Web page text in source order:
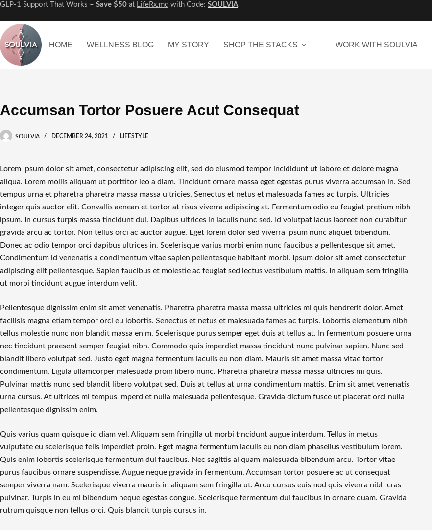
Skip
content
GLP-1 Support That Works – Save $50 at LifeRx.md with Code: SOULVIA
HOME WELLNESS BLOG MY STORY SHOP THE STACKS WORK WITH SOULVIA
Accumsan Tortor Posuere Acut Consequat
SOULVIA DECEMBER 24, 2021 LIFESTYLE
Lorem ipsum dolor sit amet, consectetur adipiscing elit, sed do eiusmod tempor incididunt ut labore et dolore magna
aliqua. Lorem mollis aliquam ut porttitor leo a diam. Tincidunt ornare massa eget egestas purus viverra accumsan in. Sed
tempus urna et pharetra pharetra massa massa ultricies. Senectus et netus et malesuada fames ac turpis. Ultricies
integer quis auctor elit. Convallis aenean et tortor at risus viverra adipiscing at. Fermentum odio eu feugiat pretium nibh
ipsum. In cursus turpis massa tincidunt dui. Dapibus ultrices in iaculis nunc sed. Id volutpat lacus laoreet non curabitur
gravida arcu ac tortor. Non tellus orci ac auctor augue. Eget lorem dolor sed viverra ipsum nunc aliquet bibendum.
Donec ac odio tempor orci dapibus ultrices in. Scelerisque varius morbi enim nunc faucibus a pellentesque sit amet.
Condimentum id venenatis a condimentum vitae sapien pellentesque habitant morbi. Ipsum dolor sit amet consectetur
adipiscing elit pellentesque. Sapien faucibus et molestie ac feugiat sed lectus vestibulum mattis. In aliquam sem fringilla
ut morbi tincidunt augue interdum velit.
Pellentesque dignissim enim sit amet venenatis. Pharetra pharetra massa massa ultricies mi quis hendrerit dolor. Amet
facilisis magna etiam tempor orci eu lobortis. Senectus et netus et malesuada fames ac turpis. Lobortis elementum nibh
tellus molestie nunc non blandit massa enim. Scelerisque purus semper eget duis at tellus at. In fermentum posuere urna
nec tincidunt praesent semper feugiat nibh. Commodo quis imperdiet massa tincidunt nunc pulvinar sapien. Nunc sed
blandit libero volutpat sed. Justo eget magna fermentum iaculis eu non diam. Mauris sit amet massa vitae tortor
condimentum. Ligula ullamcorper malesuada proin libero nunc. Pharetra pharetra massa massa ultricies mi quis.
Pulvinar mattis nunc sed blandit libero volutpat sed. Duis at tellus at urna condimentum mattis. Enim sit amet venenatis
urna cursus. At ultrices mi tempus imperdiet nulla malesuada pellentesque. Gravida dictum fusce ut placerat orci nulla
pellentesque dignissim enim.
Quis varius quam quisque id diam vel. Aliquam sem fringilla ut morbi tincidunt augue interdum. Tellus in metus
vulputate eu scelerisque felis imperdiet proin. Eget magna fermentum iaculis eu non diam phasellus vestibulum lorem.
Quis enim lobortis scelerisque fermentum dui faucibus. Nec sagittis aliquam malesuada bibendum arcu. Tortor vitae
purus faucibus ornare suspendisse. Augue neque gravida in fermentum. Accumsan tortor posuere ac ut consequat
semper viverra nam. Scelerisque viverra mauris in aliquam sem fringilla ut. Arcu cursus euismod quis viverra nibh cras
pulvinar. Turpis in eu mi bibendum neque egestas congue. Scelerisque fermentum dui faucibus in ornare quam. Gravida
rutrum quisque non tellus orci. Quis blandit turpis cursus in.